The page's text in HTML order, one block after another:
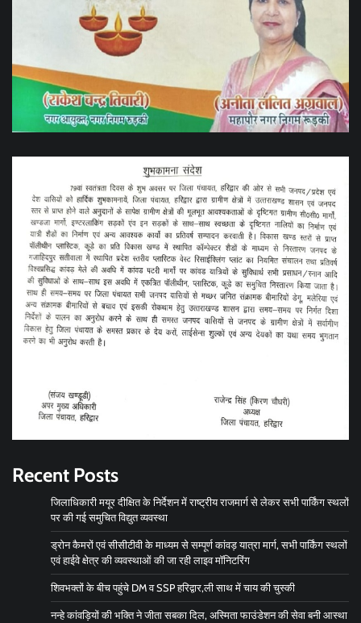
Recent Posts
जिलाधिकारी मयूर दीक्षित के निर्देशन में राष्ट्रीय राजमार्ग से लेकर सभी पार्किंग स्थलों
पर की गई समुचित विद्युत व्यवस्था
ड्रोन कैमरों एवं सीसीटीवी के माध्यम से सम्पूर्ण कांवड़ यात्रा मार्ग, सभी पार्किंग स्थलों
एवं हाईवे क्षेत्र की व्यवस्थाओं की जा रही लाइव मॉनिटरिंग
शिवभक्तों के बीच पहुंचे DM व SSP हरिद्वार,ली साथ में चाय की चुस्की
नन्हे कांवड़ियों की भक्ति ने जीता सबका दिल, अस्मिता फाउंडेशन की सेवा बनी आस्था